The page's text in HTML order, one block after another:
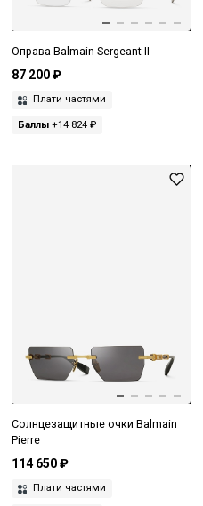
Оправа Balmain Sergeant II
87 200 ₽
Плати частями
Баллы+14 824 ₽
Солнцезащитные очки Balmain
Pierre
114 650 ₽
Плати частями